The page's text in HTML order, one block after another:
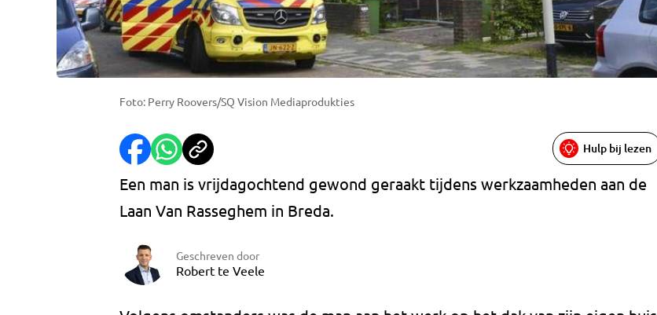
Foto: Perry Roovers/SQ Vision Mediaprodukties
Hulp bij lezen
Een man is vrijdagochtend gewond geraakt tijdens werkzaamheden aan de
Laan Van Rasseghem in Breda.
Geschreven door
Robert te Veele